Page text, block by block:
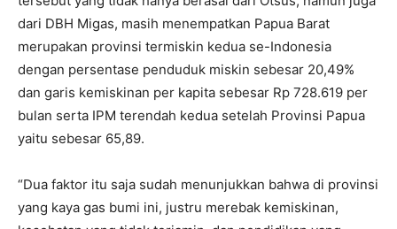
dari DBH Migas, masih menempatkan Papua Barat
merupakan provinsi termiskin kedua se-Indonesia
dengan persentase penduduk miskin sebesar 20,49%
dan garis kemiskinan per kapita sebesar Rp 728.619 per
bulan serta IPM terendah kedua setelah Provinsi Papua
yaitu sebesar 65,89.
“Dua faktor itu saja sudah menunjukkan bahwa di provinsi
yang kaya gas bumi ini, justru merebak kemiskinan,